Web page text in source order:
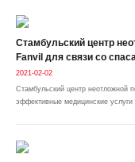
Стамбульский центр
Fanvil для связи со
2021-02-02
Стамбульский центр неотложной
эффективные медицинские
играет решающую роль в этот